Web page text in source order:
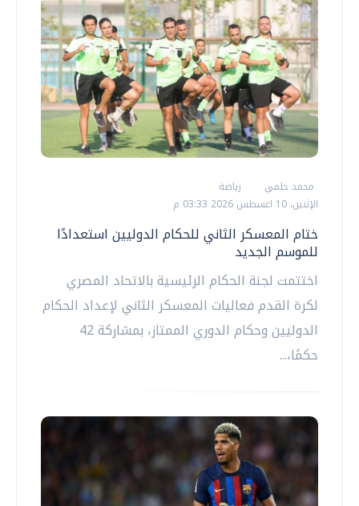
محمد حلمي
رياضة
الإثنين، 10 اغسطس 2026 03:33 م
ختام المعسكر الثاني للحكام الدوليين استعدادًا
للموسم الجديد
اختتمت لجنة الحكام الرئيسية بالاتحاد المصري
لكرة القدم فعاليات المعسكر الثاني لإعداد الحكام
الدوليين وحكام الدوري الممتاز، بمشاركة 42
حكمًا،...